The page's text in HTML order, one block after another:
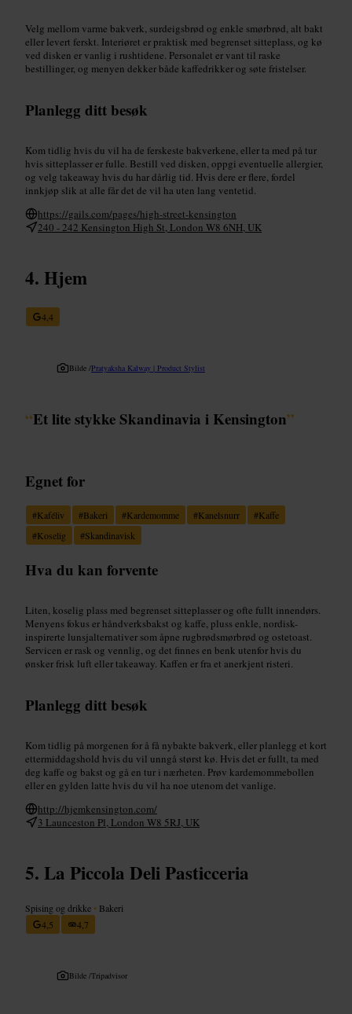
Velg mellom varme bakverk, surdeigsbrød og enkle smørbrød, alt bakt
eller levert ferskt. Interiøret er praktisk med begrenset sitteplass, og kø
ved disken er vanlig i rushtidene. Personalet er vant til raske
bestillinger, og menyen dekker både kaffedrikker og søte fristelser.
Planlegg ditt besøk
Kom tidlig hvis du vil ha de ferskeste bakverkene, eller ta med på tur
hvis sitteplasser er fulle. Bestill ved disken, oppgi eventuelle allergier,
og velg takeaway hvis du har dårlig tid. Hvis dere er flere, fordel
innkjøp slik at alle får det de vil ha uten lang ventetid.
https://gails.com/pages/high-street-kensington
240 - 242 Kensington High St, London W8 6NH, UK
Hjem
4,4
Bilde /Pratyaksha Kalway | Product Stylist
“Et lite stykke Skandinavia i Kensington”
Egnet for
#Kaféliv #Bakeri #Kardemomme #Kanelsnurr #Kaffe
#Koselig #Skandinavisk
Hva du kan forvente
Liten, koselig plass med begrenset sitteplasser og ofte fullt innendørs.
Menyens fokus er håndverksbakst og kaffe, pluss enkle, nordisk-
inspirerte lunsjalternativer som åpne rugbrødsmørbrød og ostetoast.
Servicen er rask og vennlig, og det finnes en benk utenfor hvis du
ønsker frisk luft eller takeaway. Kaffen er fra et anerkjent risteri.
Planlegg ditt besøk
Kom tidlig på morgenen for å få nybakte bakverk, eller planlegg et kort
ettermiddagshold hvis du vil unngå størst kø. Hvis det er fullt, ta med
deg kaffe og bakst og gå en tur i nærheten. Prøv kardemommebollen
eller en gylden latte hvis du vil ha noe utenom det vanlige.
http://hjemkensington.com/
3 Launceston Pl, London W8 5RJ, UK
La Piccola Deli Pasticceria
Spising og drikke • Bakeri
4,5
4,7
Bilde /Tripadvisor